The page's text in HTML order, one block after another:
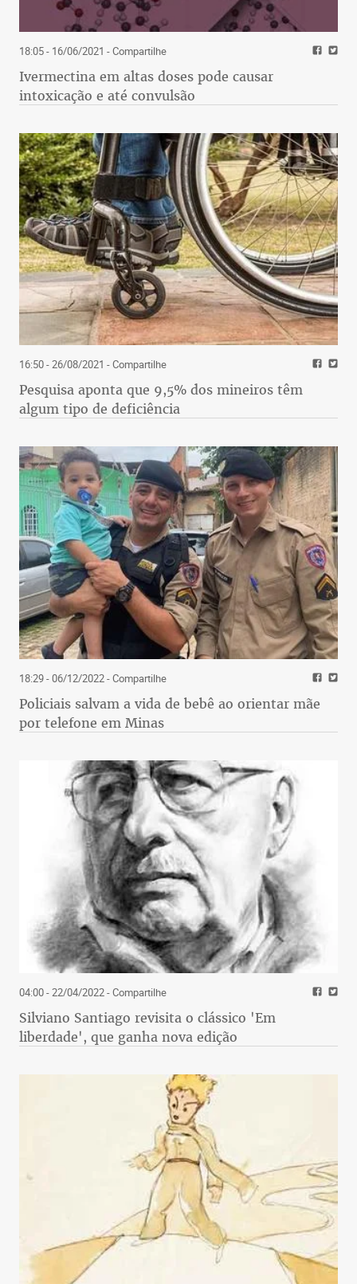
18:05 - 16/06/2021 - Compartilhe
Ivermectina em altas doses pode causar
intoxicação e até convulsão
16:50 - 26/08/2021 - Compartilhe
Pesquisa aponta que 9,5% dos mineiros têm
algum tipo de deficiência
18:29 - 06/12/2022- Compartilhe
Policiais salvam a vida de bebê ao orientar mãe
por telefone em Minas
04:00 - 22/04/2022- Compartilhe
Silviano Santiago revisita o clássico 'Em
liberdade', que ganha nova edição